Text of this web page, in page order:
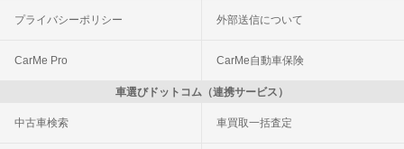
プライバシーポリシー 外部送信について
CarMe Pro CarMe自動車保険
車選びドットコム（連携サービス）
中古車検索 車買取一括査定